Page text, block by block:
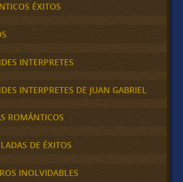
ÉXITOS
INTERPRETES
INTERPRETES DE JUAN GABRIEL
ROMÁNTICOS
DE ÉXITOS
INOLVIDABLES